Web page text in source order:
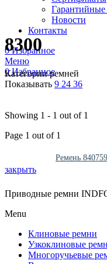
Гарантийные
Новости
Контакты
0Избранное
Меню
0Избранное
8300
Категории ремней
Показывать 9 24 36
Showing 1 - 1 out of 1
Page 1 out of 1
Ремень
закрыть
Приводные ремни
Menu
Клиновые ремни
Узкоклиновые
Многоручьевые